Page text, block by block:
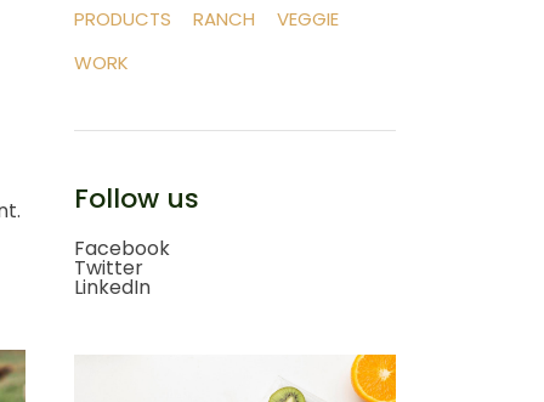
PRODUCTS
RANCH
VEGGIE
WORK
Follow us
Facebook
Twitter
LinkedIn